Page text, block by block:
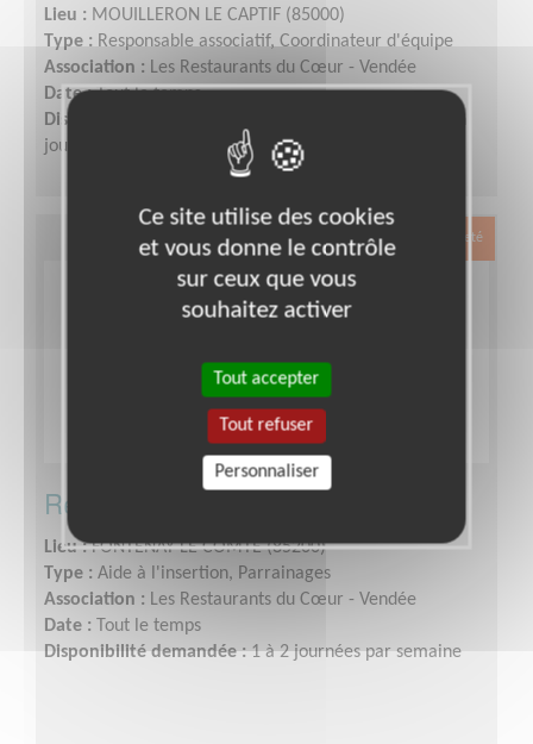
Lieu : MOUILLERON LE CAPTIF (85000)
Type : Responsable associatif, Coordinateur d'équipe
Association : Les Restaurants du Cœur - Vendée
Date :Tout le temps
Disponibilité demandée :
journée
Exclusion & Pauvreté
Responsable Insertion
Lieu :FONTENAY LE COMTE (85200)
Type : Aide à l'insertion, Parrainages
Association : Les Restaurants du Cœur - Vendée
Date : Tout le temps
Disponibilité demandée :1 à 2 journées par semaine
Ce site utilise des cookies
et vous donne le contrôle
sur ceux que vous
souhaitez activer
Tout accepter
Tout refuser
Personnaliser